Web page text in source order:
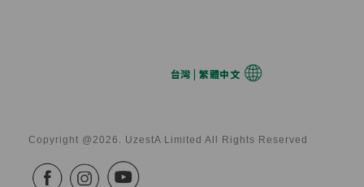
台灣 | 繁體中文
Copyright @2026. UzestA Limited All Rights Reserved